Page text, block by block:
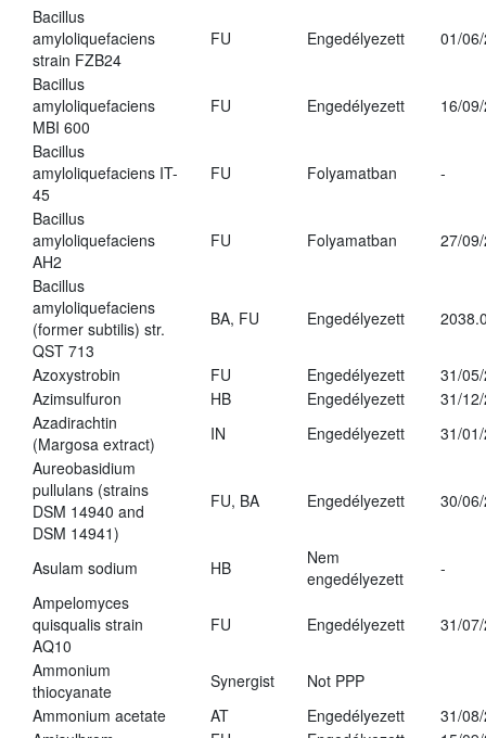
Bacillus
amyloliquefaciens
strain FZB24
FU Engedélyezett 01/
Bacillus
amyloliquefaciens
MBI 600
FU Engedélyezett 16/
Bacillus
amyloliquefaciens IT-
45
FU Folyamatban -
Bacillus
amyloliquefaciens
AH2
FU Folyamatban 27/
Bacillus
amyloliquefaciens
(former subtilis) str.
QST 713
BA, FU Engedélyezett
Azoxystrobin FU Engedélyezett
31/
Azimsulfuron
HB Engedélyezett
31/
Azadirachtin
(Margosa extract)
IN Engedélyezett
31/
Aureobasidium
pullulans (strains
DSM 14940 and
DSM 14941)
FU, BA Engedélyezett 30/
Asulam sodium HB
Nem
engedélyezett
-
Ampelomyces
quisqualis strain
AQ10
FU Engedélyezett 31/
Ammonium
thiocyanate
Synergist
Not PPP
Ammonium acetate
AT Engedélyezett
31/